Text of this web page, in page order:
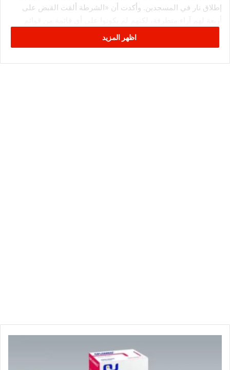
إطلاق نار في المسجدين. وأكدت أن «الشرطة ألقت القبض على
المراقبة»، مضيفة أنه «تقرر رفع درجة التهديد الأمني لأعلى
مستوى»، وذلك وفقا لوكالة «رويترز».
اظهر المزيد